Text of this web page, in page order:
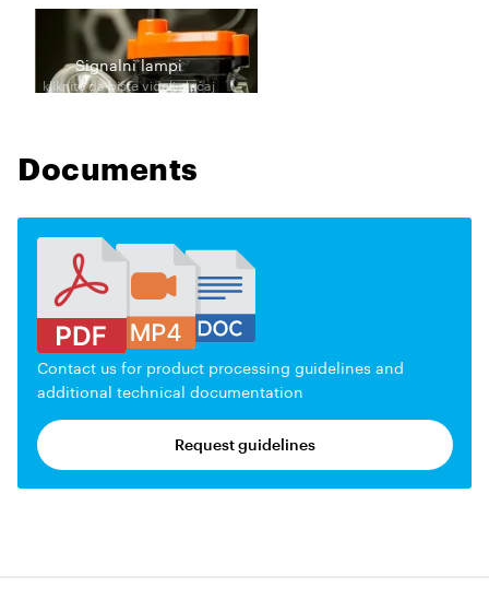
Signalni lampi
kliknite da biste videli slučaj
Documents
Contact us for product processing guidelines and
additional technical documentation
Request guidelines